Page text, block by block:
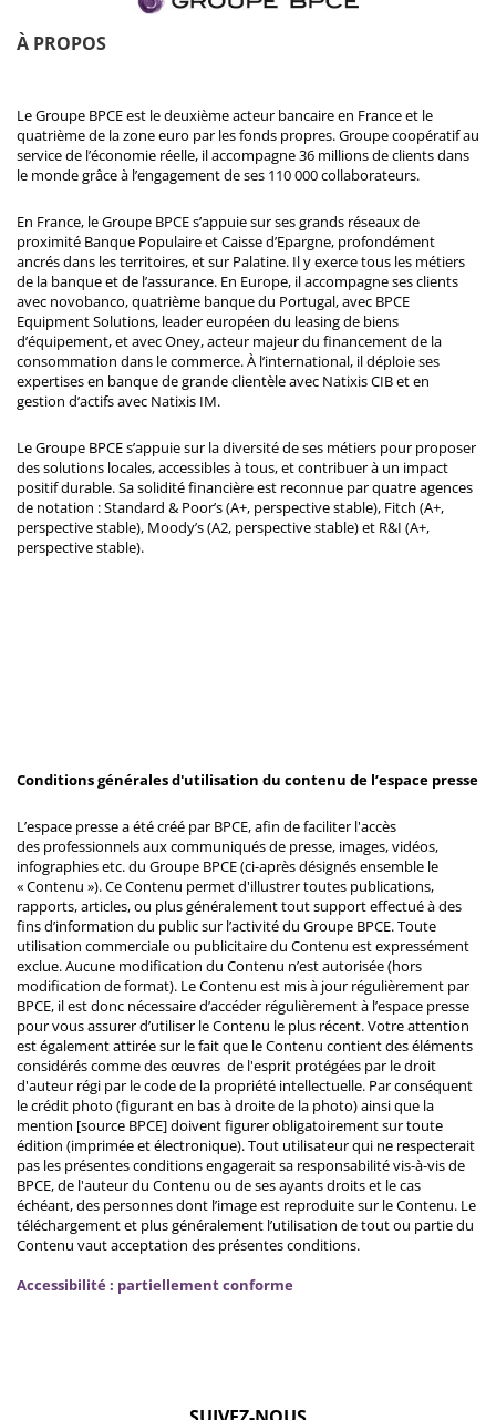
À PROPOS
Le Groupe BPCE est le deuxième acteur bancaire en France et le
quatrième de la zone euro par les fonds propres. Groupe coopératif au
service de l’économie réelle, il accompagne 36 millions de clients dans
le monde grâce à l’engagement de ses 110 000 collaborateurs.
En France, le Groupe BPCE s’appuie sur ses grands réseaux de
proximité Banque Populaire et Caisse d’Epargne, profondément
ancrés dans les territoires, et sur Palatine. Il y exerce tous les métiers
de la banque et de l’assurance. En Europe, il accompagne ses clients
avec novobanco, quatrième banque du Portugal, avec BPCE
Equipment Solutions, leader européen du leasing de biens
d’équipement, et avec Oney, acteur majeur du financement de la
consommation dans le commerce. À l’international, il déploie ses
expertises en banque de grande clientèle avec Natixis CIB et en
gestion d’actifs avec Natixis IM.
Le Groupe BPCE s’appuie sur la diversité de ses métiers pour proposer
des solutions locales, accessibles à tous, et contribuer à un impact
positif durable. Sa solidité financière est reconnue par quatre agences
de notation : Standard & Poor’s (A+, perspective stable), Fitch (A+,
perspective stable), Moody’s (A2, perspective stable) et R&I (A+,
perspective stable).
Conditions générales d'utilisation du contenu de l’espace presse
L’espace presse a été créé par BPCE, afin de faciliter l'accès
des professionnels aux communiqués de presse, images, vidéos,
infographies etc. du Groupe BPCE (ci-après désignés ensemble le
« Contenu »). Ce Contenu permet d'illustrer toutes publications,
rapports, articles, ou plus généralement tout support effectué à des
fins d’information du public sur l’activité du Groupe BPCE. Toute
utilisation commerciale ou publicitaire du Contenu est expressément
exclue. Aucune modification du Contenu n’est autorisée (hors
modification de format). Le Contenu est mis à jour régulièrement par
BPCE, il est donc nécessaire d’accéder régulièrement à l’espace presse
pour vous assurer d’utiliser le Contenu le plus récent. Votre attention
est également attirée sur le fait que le Contenu contient des éléments
considérés comme des œuvres de l'esprit protégées par le droit
d'auteur régi par le code de la propriété intellectuelle. Par conséquent
le crédit photo (figurant en bas à droite de la photo) ainsi que la
mention [source BPCE] doivent figurer obligatoirement sur toute
édition (imprimée et électronique). Tout utilisateur qui ne respecterait
pas les présentes conditions engagerait sa responsabilité vis-à-vis de
BPCE, de l'auteur du Contenu ou de ses ayants droits et le cas
échéant, des personnes dont l’image est reproduite sur le Contenu. Le
téléchargement et plus généralement l’utilisation de tout ou partie du
Contenu vaut acceptation des présentes conditions.
Accessibilité : partiellement conforme